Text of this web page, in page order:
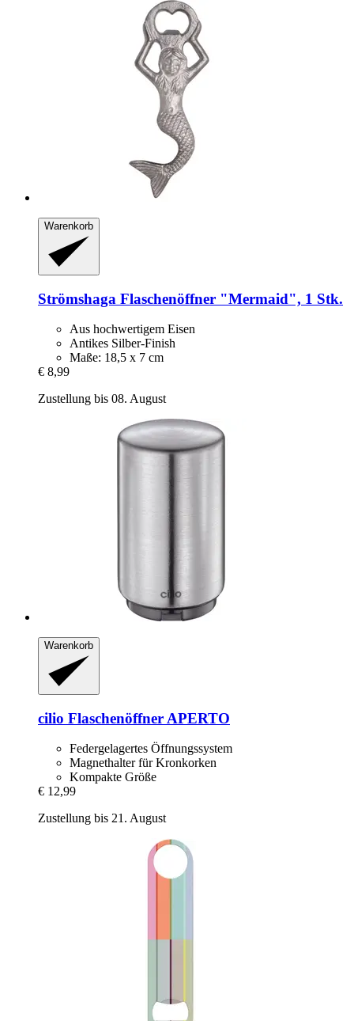
Warenkorb
Strömshaga Flaschenöffner "Mermaid", 1 Stk.
Aus hochwertigem Eisen
Antikes Silber-Finish
Maße: 18,5 x 7 cm
€ 8,99
Zustellung bis 08. August
Warenkorb
cilio Flaschenöffner APERTO
Federgelagertes Öffnungssystem
Magnethalter für Kronkorken
Kompakte Größe
€ 12,99
Zustellung bis 21. August